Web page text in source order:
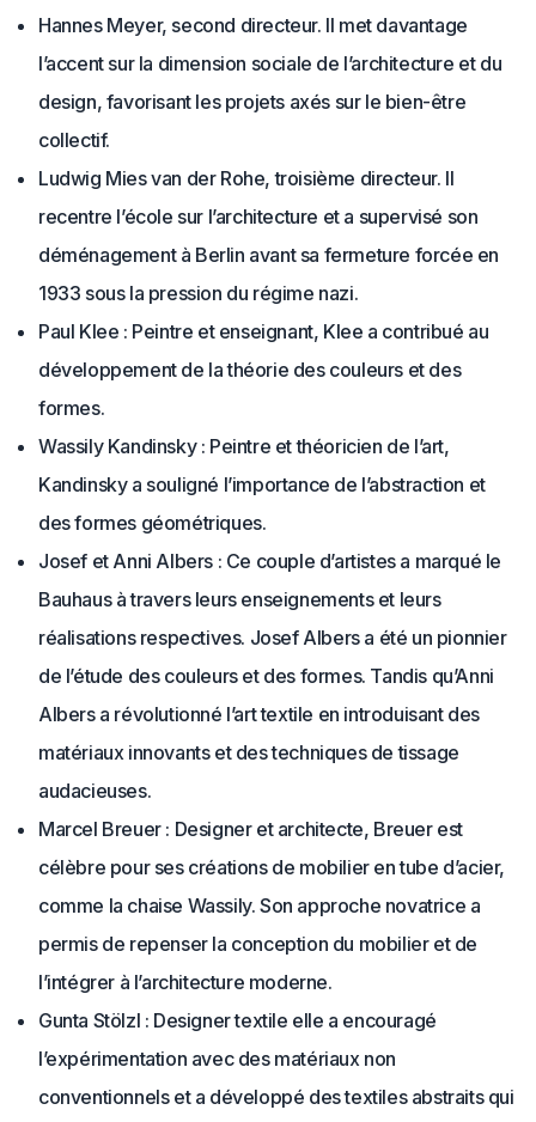
Hannes Meyer, second directeur. Il met davantage
l’accent sur la dimension sociale de l’architecture et du
design, favorisant les projets axés sur le bien-être
collectif.
Ludwig Mies van der Rohe, troisième directeur. Il
recentre l’école sur l’architecture et a supervisé son
déménagement à Berlin avant sa fermeture forcée en
1933 sous la pression du régime nazi.
Paul Klee : Peintre et enseignant, Klee a contribué au
développement de la théorie des couleurs et des
formes.
Wassily Kandinsky : Peintre et théoricien de l’art,
Kandinsky a souligné l’importance de l’abstraction et
des formes géométriques.
Josef et Anni Albers : Ce couple d’artistes a marqué le
Bauhaus à travers leurs enseignements et leurs
réalisations respectives. Josef Albers a été un pionnier
de l’étude des couleurs et des formes. Tandis qu’Anni
Albers a révolutionné l’art textile en introduisant des
matériaux innovants et des techniques de tissage
audacieuses.
Marcel Breuer : Designer et architecte, Breuer est
célèbre pour ses créations de mobilier en tube d’acier,
comme la chaise Wassily. Son approche novatrice a
permis de repenser la conception du mobilier et de
l’intégrer à l’architecture moderne.
Gunta Stölzl : Designer textile elle a encouragé
l’expérimentation avec des matériaux non
conventionnels et a développé des textiles abstraits qui